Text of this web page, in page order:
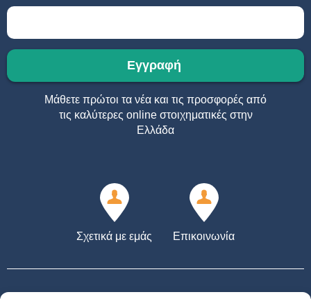
Μάθετε πρώτοι τα νέα και τις προσφορές από
τις καλύτερες online στοιχηματικές στην
Ελλάδα
Σχετικά με εμάς Επικοινωνία